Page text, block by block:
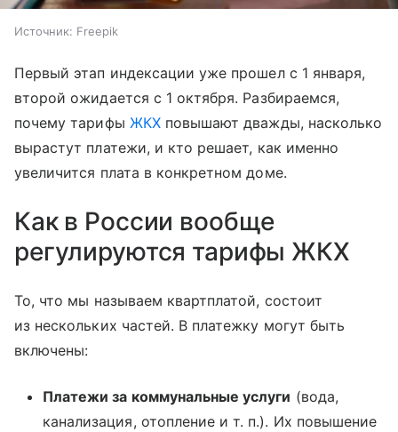
Источник: Freepik
Первый этап индексации уже прошел с 1 января,
второй ожидается с 1 октября. Разбираемся,
почему тарифы ЖКХповышают дважды, насколько
вырастут платежи, и кто решает, как именно
увеличится плата в конкретном доме.
Как в России вообще
регулируются тарифы ЖКХ
То, что мы называем квартплатой, состоит
из нескольких частей. В платежку могут быть
включены:
Платежи за коммунальные услуги (вода,
канализация, отопление и т. п.). Их повышение